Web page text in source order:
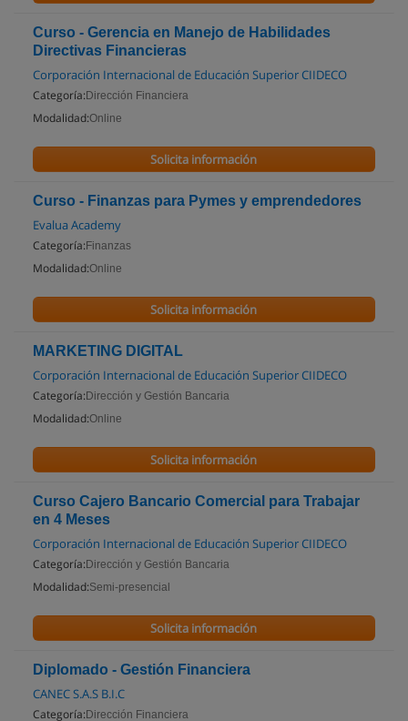
Curso - Gerencia en Manejo de Habilidades
Directivas Financieras
Corporación Internacional de Educación Superior CIIDECO
Categoría: Dirección Financiera
Modalidad:Online
Solicita información
Curso - Finanzas para Pymes y emprendedores
Evalua Academy
Categoría: Finanzas
Modalidad:Online
Solicita información
MARKETING DIGITAL
Corporación Internacional de Educación Superior CIIDECO
Categoría: Dirección y Gestión Bancaria
Modalidad:Online
Solicita información
Curso Cajero Bancario Comercial para Trabajar
en 4 Meses
Corporación Internacional de Educación Superior CIIDECO
Categoría: Dirección y Gestión Bancaria
Modalidad:Semi-presencial
Solicita información
Diplomado - Gestión Financiera
CANEC S.A.S B.I.C
Categoría: Dirección Financiera